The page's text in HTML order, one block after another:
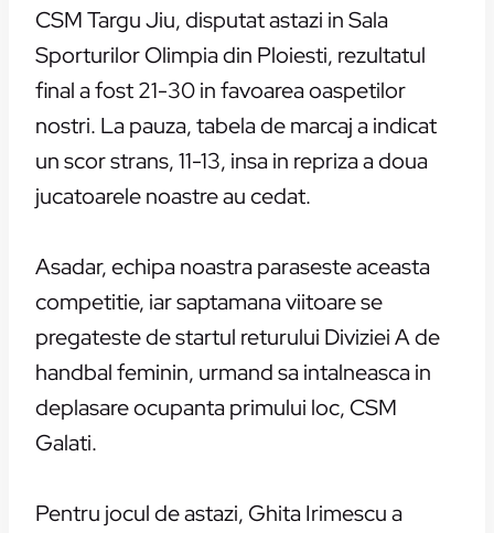
CSM Targu Jiu, disputat astazi in Sala
Sporturilor Olimpia din Ploiesti, rezultatul
final a fost 21-30 in favoarea oaspetilor
nostri. La pauza, tabela de marcaj a indicat
un scor strans, 11-13, insa in repriza a doua
jucatoarele noastre au cedat.
Asadar, echipa noastra paraseste aceasta
competitie, iar saptamana viitoare se
pregateste de startul returului Diviziei A de
handbal feminin, urmand sa intalneasca in
deplasare ocupanta primului loc, CSM
Galati.
Pentru jocul de astazi, Ghita Irimescu a